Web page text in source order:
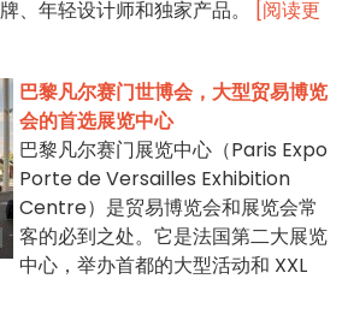
、年轻设计师和独家产品。
[阅读更
巴黎凡尔赛门世博会，大型贸易博览
会的首选展览中心
巴黎凡尔赛门展览中心（Paris Expo
Porte de Versailles Exhibition
Centre）是贸易博览会和展览会常
客的必到之处。它是法国第二大展览
中心，举办首都的大型活动和 XXL